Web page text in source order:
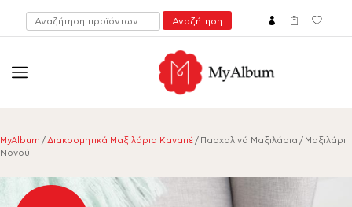
Αναζήτηση
για:
Αναζήτηση
open
MyAlbum / Διακοσμητικά Μαξιλάρια Καναπέ / Πασχαλινά Μαξιλάρια / Μαξιλάρι
Νονού